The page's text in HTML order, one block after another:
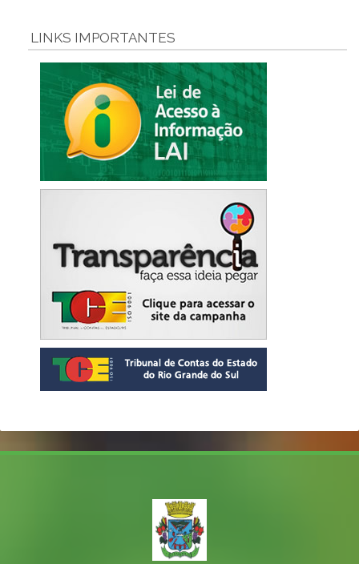
LINKS IMPORTANTES